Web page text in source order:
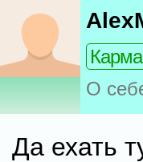
О
Да ехать